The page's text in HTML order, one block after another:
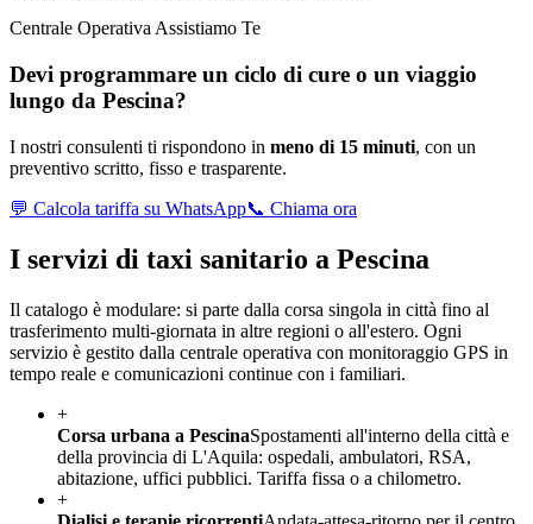
Centrale Operativa Assistiamo Te
Devi programmare un ciclo di cure o un viaggio
lungo da Pescina?
I nostri consulenti ti rispondono in meno di 15 minuti, con un
preventivo scritto, fisso e trasparente.
💬 Calcola tariffa su WhatsApp📞 Chiama ora
I servizi di taxi sanitario a Pescina
Il catalogo è modulare: si parte dalla corsa singola in città fino al
trasferimento multi-giornata in altre regioni o all'estero. Ogni
servizio è gestito dalla centrale operativa con monitoraggio GPS in
tempo reale e comunicazioni continue con i familiari.
+
Corsa urbana a PescinaSpostamenti all'interno della città e
della provincia di L'Aquila: ospedali, ambulatori, RSA,
abitazione, uffici pubblici. Tariffa fissa o a chilometro.
+